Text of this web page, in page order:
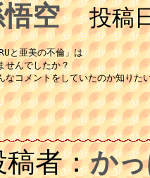
空 投稿日
と亜美の不倫」は
せんでしたか？
なコメントをしていたのか知りた
者：か